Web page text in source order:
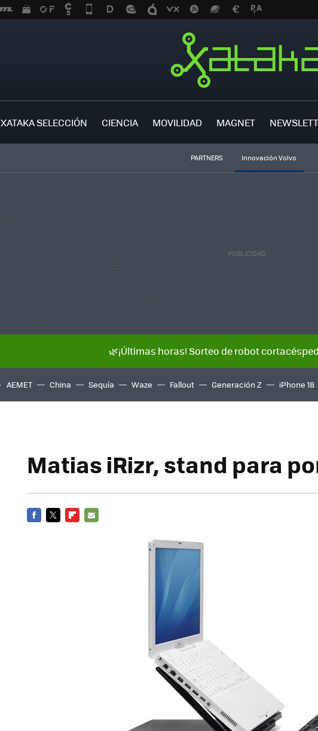
XATAKA SELECCIÓN CIENCIA MOVILIDAD MAGNET
PARTNERS Innovación Volvo
🌿¡Últimas horas! Sorteo de robot
AEMET China Sequía Waze Fallout Generación Z iPhone 18
Matias iRizr, stand para